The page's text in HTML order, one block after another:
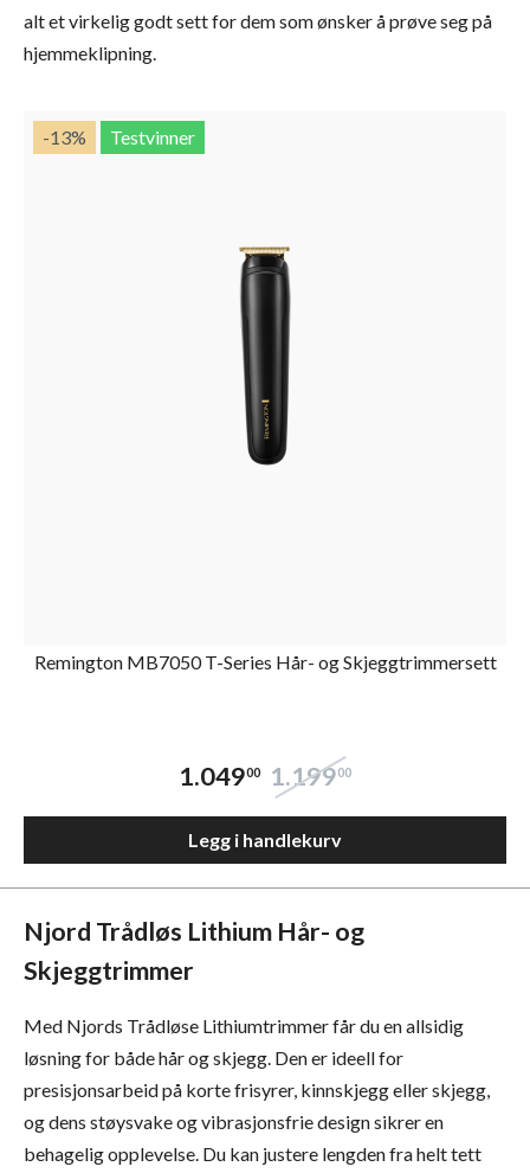
alt et virkelig godt sett for dem som ønsker å prøve seg på
hjemmeklipning.
-13% Testvinner
Remington MB7050 T-Series Hår- og Skjeggtrimmersett
1.04900 1.19900
Legg i handlekurv
Njord Trådløs Lithium Hår- og
Skjeggtrimmer
Med Njords Trådløse Lithiumtrimmer får du en allsidig
løsning for både hår og skjegg. Den er ideell for
presisjonsarbeid på korte frisyrer, kinnskjegg eller skjegg,
og dens støysvake og vibrasjonsfrie design sikrer en
behagelig opplevelse. Du kan justere lengden fra helt tett